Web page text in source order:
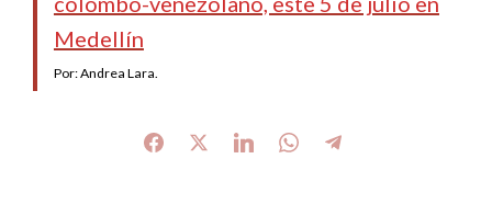
Medellín
Por: Andrea Lara.